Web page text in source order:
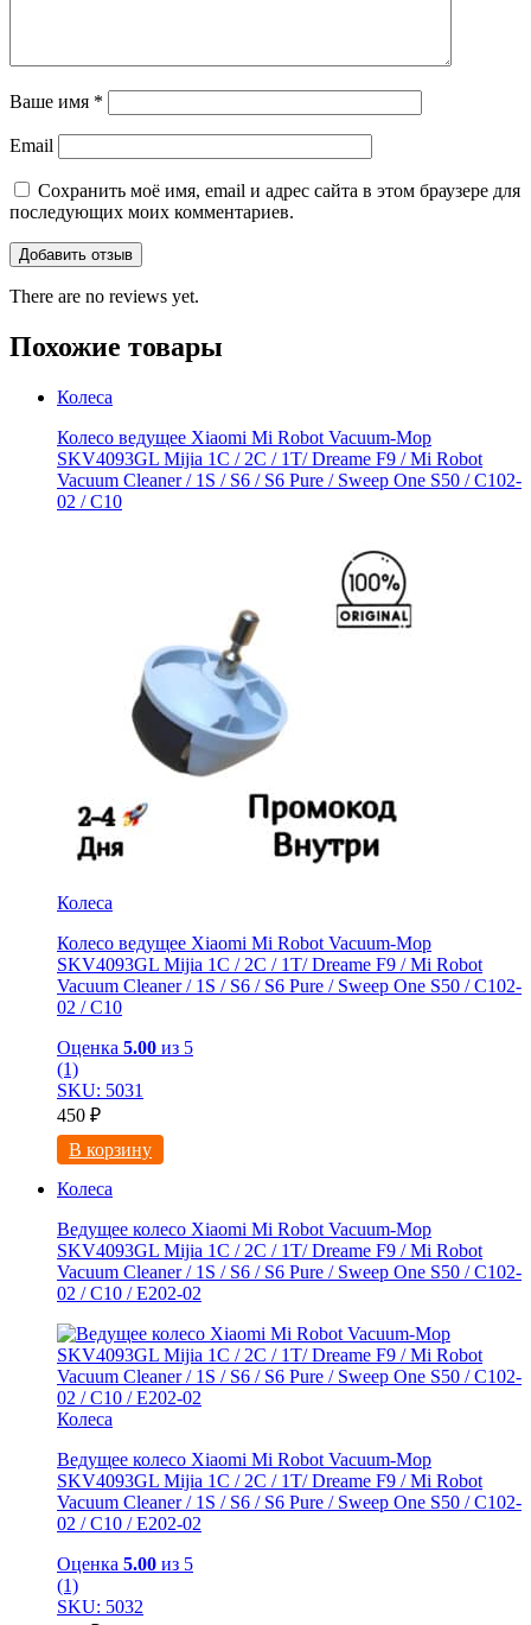
Ваше имя *
Email
Сохранить моё имя, email и адрес сайта в этом браузере для
последующих моих комментариев.
There are no reviews yet.
Похожие товары
Колеса
Колесо ведущее Xiaomi Mi Robot Vacuum-Mop
SKV4093GL Mijia 1C / 2C / 1T/ Dreame F9 / Mi Robot
Vacuum Cleaner / 1S / S6 / S6 Pure / Sweep One S50 / C102-
02 / С10
Колеса
Колесо ведущее Xiaomi Mi Robot Vacuum-Mop
SKV4093GL Mijia 1C / 2C / 1T/ Dreame F9 / Mi Robot
Vacuum Cleaner / 1S / S6 / S6 Pure / Sweep One S50 / C102-
02 / С10
Оценка 5.00 из 5
(1)
SKU: 5031
450 ₽
В корзину
Колеса
Ведущее колесо Xiaomi Mi Robot Vacuum-Mop
SKV4093GL Mijia 1C / 2C / 1T/ Dreame F9 / Mi Robot
Vacuum Cleaner / 1S / S6 / S6 Pure / Sweep One S50 / C102-
02 / С10 / E202-02
Колеса
Ведущее колесо Xiaomi Mi Robot Vacuum-Mop
SKV4093GL Mijia 1C / 2C / 1T/ Dreame F9 / Mi Robot
Vacuum Cleaner / 1S / S6 / S6 Pure / Sweep One S50 / C102-
02 / С10 / E202-02
Оценка 5.00 из 5
(1)
SKU: 5032